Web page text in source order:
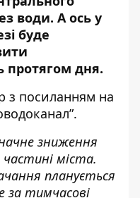
води. А ось у
буде
протягом дня.
з посиланням на
.
зниження
міста.
планується
за тимчасові